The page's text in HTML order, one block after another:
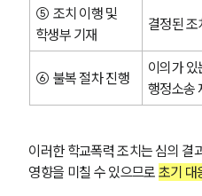
⑤ 조치 이행 및
학생부 기재
결정된
⑥ 불복 절차 진행
이의가
행정소송
이러한 학교폭력 조치는 심의 결
영향을 미칠 수 있으므로 초기 대